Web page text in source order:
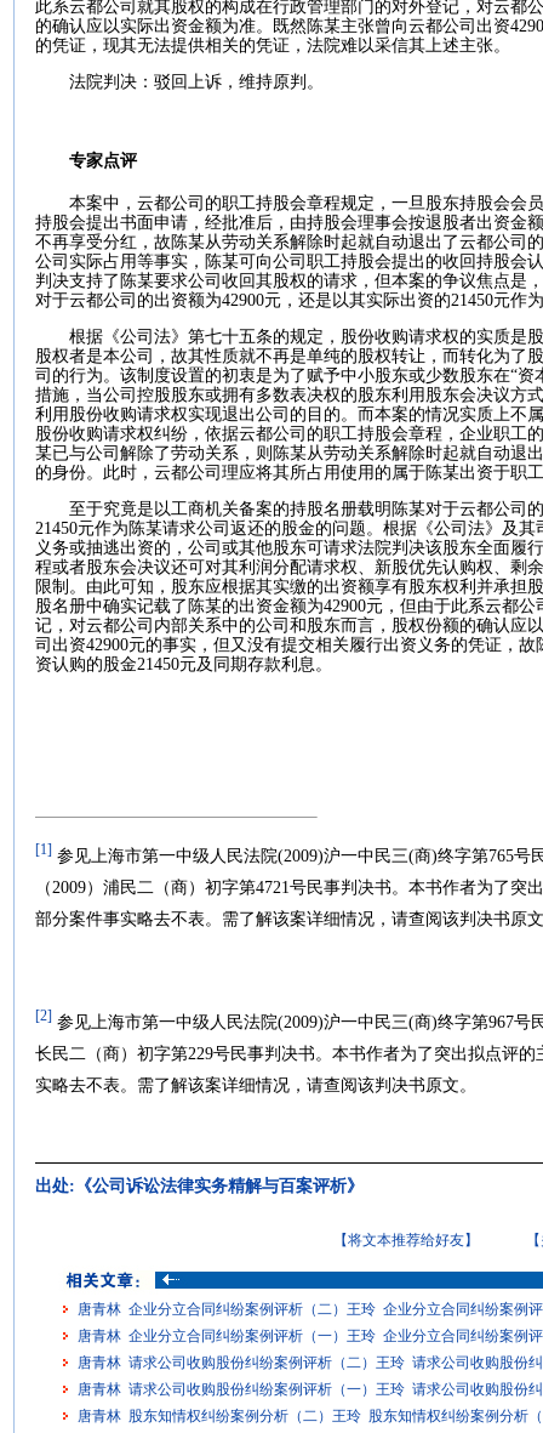
此系云都公司就其股权的构成在行政管理部门的对外登记，对云都
的确认应以实际出资金额为准。既然陈某主张曾向云都公司出资
的凭证，现其无法提供相关的凭证，法院难以采信其上述主张。
法院判决：驳回上诉，维持原判。
专家点评
本案中，云都公司的职工持股会章程规定，一旦股东持股会会
持股会提出书面申请，经批准后，由持股会理事会按退股者出资金
不再享受分红，故陈某从劳动关系解除时起就自动退出了云都公司
公司实际占用等事实，陈某可向公司职工持股会提出的收回持股会
判决支持了陈某要求公司收回其股权的请求，但本案的争议焦点是
对于云都公司的出资额为42900元，还是以其实际出资的21450元作
根据《公司法》第七十五条的规定，股份收购请求权的实质是
股权者是本公司，故其性质就不再是单纯的股权转让，而转化为了
司的行为。该制度设置的初衷是为了赋予中小股东或少数股东在“
措施，当公司控股股东或拥有多数表决权的股东利用股东会决议方
利用股份收购请求权实现退出公司的目的。而本案的情况实质上不
股份收购请求权纠纷，依据云都公司的职工持股会章程，企业职工
某已与公司解除了劳动关系，则陈某从劳动关系解除时起就自动退
的身份。此时，云都公司理应将其所占用使用的属于陈某出资于职
至于究竟是以工商机关备案的持股名册载明陈某对于云都公司
21450元作为陈某请求公司返还的股金的问题。根据《公司法》及
义务或抽逃出资的，公司或其他股东可请求法院判决该股东全面履
程或者股东会决议还可对其利润分配请求权、新股优先认购权、剩
限制。由此可知，股东应根据其实缴的出资额享有股东权利并承担
股名册中确实记载了陈某的出资金额为42900元，但由于此系云都
记，对云都公司内部关系中的公司和股东而言，股权份额的确认应
司出资42900元的事实，但又没有提交相关履行出资义务的凭证，
资认购的股金21450元及同期存款利息。
[1] 参见上海市第一中级人民法院(2009)沪一中民三(商)终字第765号
（ 2009）浦民二（商）初字第4721 号民事判决书。本书作者为了突
部分案件事实略去不表。需了解该案详细情况，请查阅该判决书原
[2] 参见上海市第一中级人民法院(2009)沪一中民三(商)终字第967号
长民二（商）初字第229号民事判决书。本书作者为了突出拟点评
实略去不表。需了解该案详细情况，请查阅该判决书原文。
出处:《公司诉讼法律实务精解与百案评析》
【将文本推荐给好友】
唐青林 企业分立合同纠纷案例评析（二）王玲 企业分立合同纠纷案例
唐青林 企业分立合同纠纷案例评析（一）王玲 企业分立合同纠纷案例
唐青林 请求公司收购股份纠纷案例评析（二）王玲 请求公司收购股份
唐青林 请求公司收购股份纠纷案例评析（一）王玲 请求公司收购股份
唐青林 股东知情权纠纷案例分析（二）王玲 股东知情权纠纷案例分析